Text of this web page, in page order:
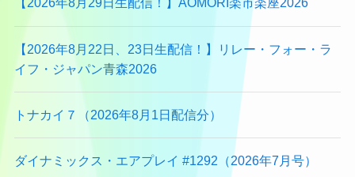
【2026年8月22日、23日生配信！】リレー・フォー・ラ
イフ・ジャパン青森2026
トナカイ７（2026年8月1日配信分）
ダイナミックス・エアプレイ #1292（2026年7月号）